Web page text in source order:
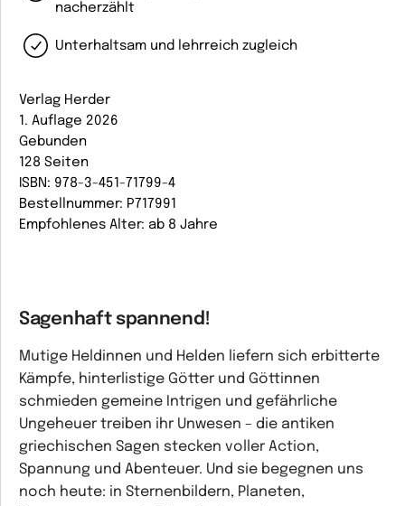
nacherzählt
Unterhaltsam und lehrreich zugleich
Verlag Herder
1. Auflage 2026
Gebunden
128 Seiten
ISBN: 978-3-451-71799-4
Bestellnummer: P717991
Empfohlenes Alter: ab 8 Jahre
Sagenhaft spannend!
Mutige Heldinnen und Helden liefern sich erbitterte
Kämpfe, hinterlistige Götter und Göttinnen
schmieden gemeine Intrigen und gefährliche
Ungeheuer treiben ihr Unwesen – die antiken
griechischen Sagen stecken voller Action,
Spannung und Abenteuer. Und sie begegnen uns
noch heute: in Sternenbildern, Planeten,